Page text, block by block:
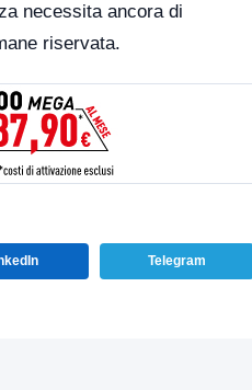
necessita ancora di
riservata.
Telegram